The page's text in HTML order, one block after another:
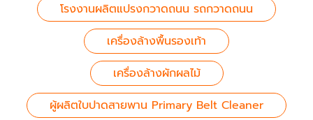
โรงงานผลิตแปรงกวาดถนน รถกวาดถนน
เครื่องล้างพื้นรองเท้า
เครื่องล้างผักผลไม้
ผู้ผลิตใบปาดสายพาน Primary Belt Cleaner